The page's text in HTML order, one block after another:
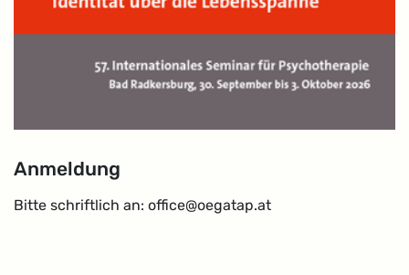
Anmeldung
Bitte schriftlich an: office@oegatap.at